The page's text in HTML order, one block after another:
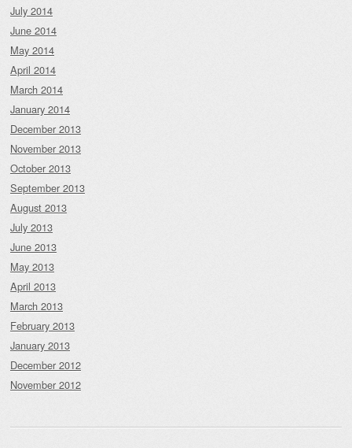
July 2014
June 2014
May 2014
April 2014
March 2014
January 2014
December 2013
November 2013
October 2013
September 2013
August 2013
July 2013
June 2013
May 2013
April 2013
March 2013
February 2013
January 2013
December 2012
November 2012